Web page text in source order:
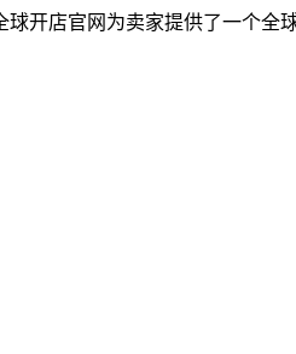
开店官网为卖家提供了一个全